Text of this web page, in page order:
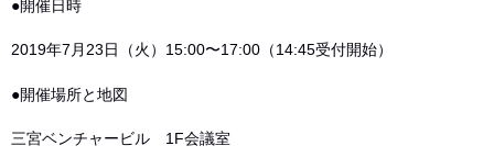
●開催日時
2019年7月23日（火）15:00〜17:00（14:45受付開始）
●開催場所と地図
三宮ベンチャービル 1F会議室